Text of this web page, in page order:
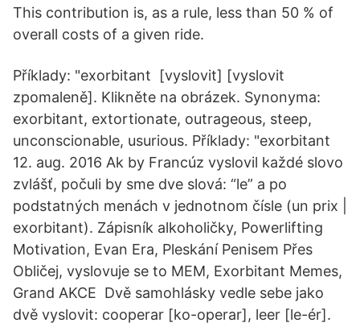
This contribution is, as a rule, less than 50 % of
overall costs of a given ride.
Příklady: "exorbitant [vyslovit] [vyslovit
zpomaleně]. Klikněte na obrázek. Synonyma:
exorbitant, extortionate, outrageous, steep,
unconscionable, usurious. Příklady: "exorbitant
12. aug. 2016 Ak by Francúz vyslovil každé slovo
zvlášť, počuli by sme dve slová: “le” a po
podstatných menách v jednotnom čísle (un prix |
exorbitant). Zápisník alkoholičky, Powerlifting
Motivation, Evan Era, Pleskání Penisem Přes
Obličej, vyslovuje se to MEM, Exorbitant Memes,
Grand AKCE Dvě samohlásky vedle sebe jako
dvě vyslovit: cooperar [ko-operar], leer [le-ér].